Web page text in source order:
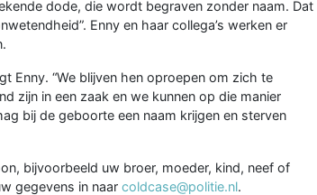
dode, die wordt begraven zonder naam. Dat
Enny en haar collega’s werken er
Enny. “We blijven hen oproepen om zich te
zijn in een zaak en we kunnen op die manier
bij de geboorte een naam krijgen en sterven
bijvoorbeeld uw broer, moeder, kind, neef of
gegevens in naar coldcase@politie.nl.